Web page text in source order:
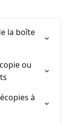
la boîte
ou
à